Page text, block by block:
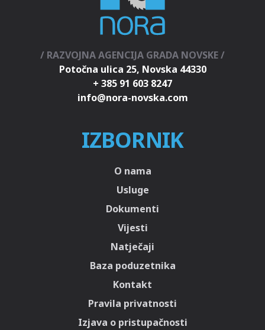
/ RAZVOJNA AGENCIJA GRADA NOVSKE /
Potočna ulica 25, Novska 44330
+ 385 91 603 8247
IZBORNIK
O nama
Usluge
Dokumenti
Vijesti
Natječaji
Baza poduzetnika
Kontakt
Pravila privatnosti
Izjava o pristupačnosti